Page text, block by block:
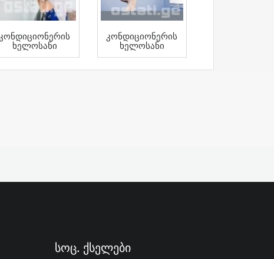
Ხელოსანი
Კონდიციონერის
Ხელოსანი
Სოც. Ქსელები